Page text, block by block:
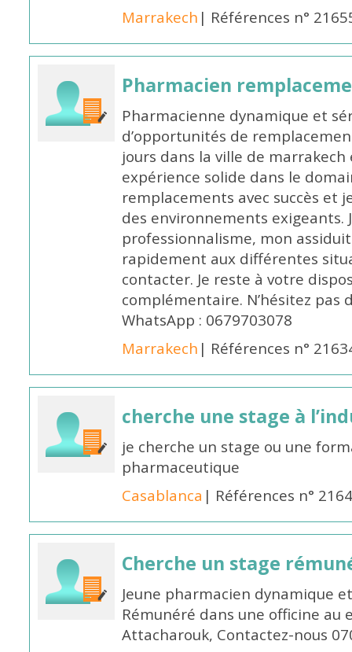
Marrakech | Références n°
Pharmacien
Pharmacienne dynamique et
d’opportunités de
jours dans la ville de marrakech
expérience solide dans le
remplacements avec succès et
des environnements exigeants.
professionnalisme, mon
rapidement aux différentes
contacter. Je reste à votre
complémentaire. N’hésitez
WhatsApp : 0679703078
Marrakech | Références n°
cherche une stage à
je cherche un stage ou une
pharmaceutique
Casablanca | Références n°
Cherche un stage
Jeune pharmacien dynamique
Rémunéré dans une officine au
Attacharouk, Contactez-nous